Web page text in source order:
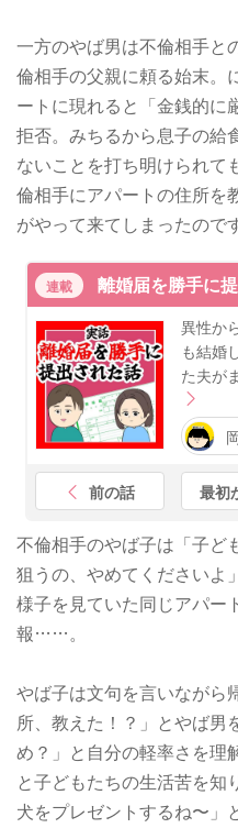
一方のやば男は不倫相手と
倫相手の父親に頼る始末。
ートに現れると「金銭的に
拒否。みちるから息子の給
ないことを打ち明けられて
倫相手にアパートの住所を
がやって来てしまったので
連載 離婚届を勝手に
異性か
も結婚
た夫が
前の話 最初
不倫相手のやば子は「子ど
狙うの、やめてくださいよ
様子を見ていた同じアパー
報……。
やば子は文句を言いながら
所、教えた！？」とやば男
め？」と自分の軽率さを理
と子どもたちの生活苦を知
犬をプレゼントするね〜」